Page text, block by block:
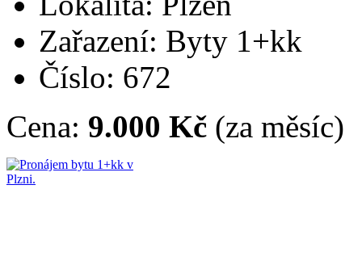
Zařazení: Byty 1+kk
Číslo: 672
Cena: 9.000 Kč (za měsíc)